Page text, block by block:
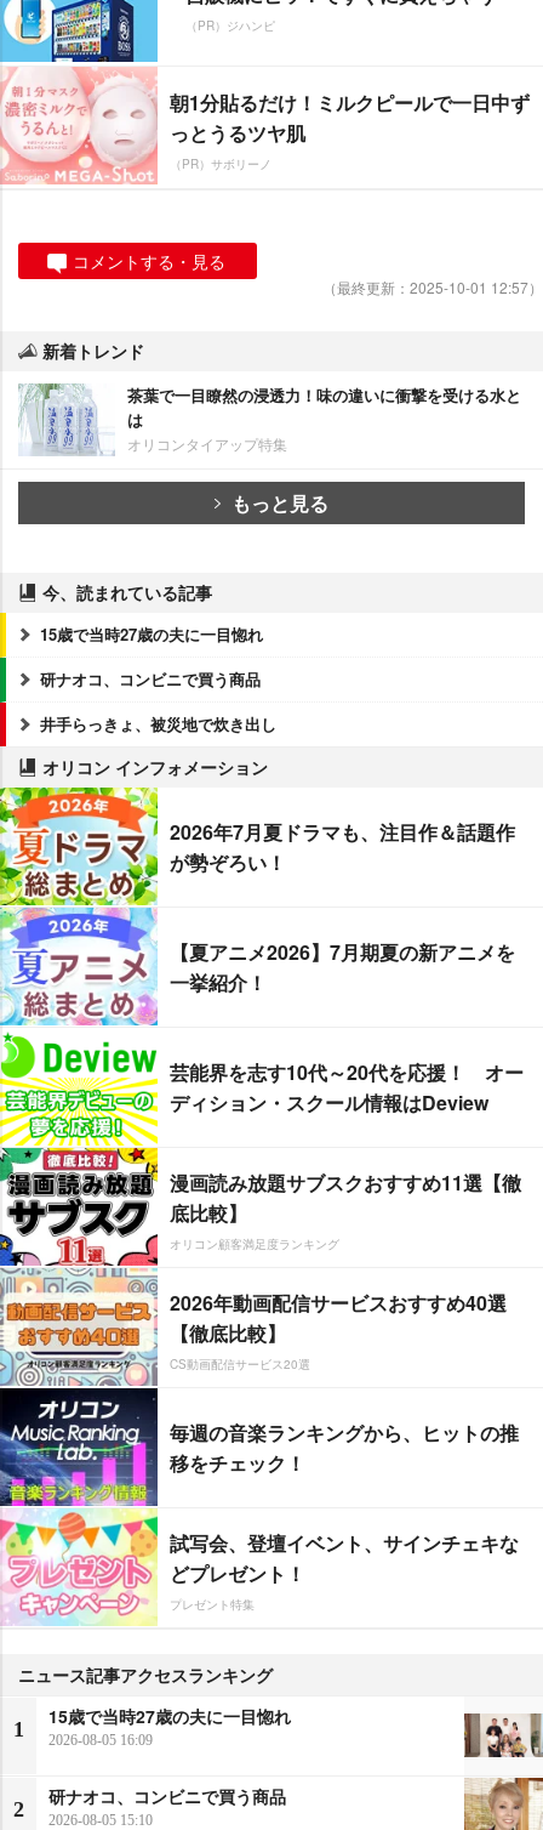
（PR）ジハンピ
朝1分貼るだけ！ミルクピールで一日中ず
っとうるツヤ肌
（PR）サボリーノ
コメントする・見る
（最終更新：2025-10-01 12:57）
新着トレンド
茶葉で一目瞭然の浸透力！味の違いに衝撃を受ける水と
は
オリコンタイアップ特集
もっと見る
今、読まれている記事
15歳で当時27歳の夫に一目惚れ
研ナオコ、コンビニで買う商品
井手らっきょ、被災地で炊き出し
オリコン インフォメーション
2026年7月夏ドラマも、注目作＆話題作
が勢ぞろい！
【夏アニメ2026】7月期夏の新アニメを
一挙紹介！
芸能界を志す10代～20代を応援！ オー
ディション・スクール情報はDeview
漫画読み放題サブスクおすすめ11選【徹
底比較】
オリコン顧客満足度ランキング
2026年動画配信サービスおすすめ40選
【徹底比較】
CS動画配信サービス20選
毎週の音楽ランキングから、ヒットの推
移をチェック！
試写会、登壇イベント、サインチェキな
どプレゼント！
プレゼント特集
ニュース記事アクセスランキング
1
15歳で当時27歳の夫に一目惚れ
2026-08-05 16:09
2
研ナオコ、コンビニで買う商品
2026-08-05 15:10